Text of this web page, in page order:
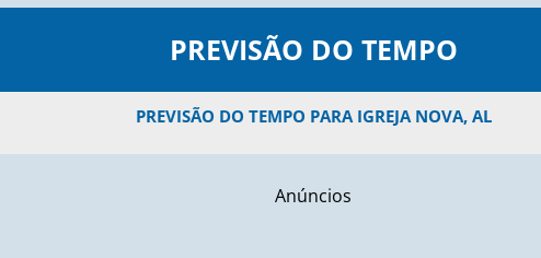
PREVISÃO DO TEMPO
PREVISÃO DO TEMPO PARA IGREJA NOVA, AL
Anúncios